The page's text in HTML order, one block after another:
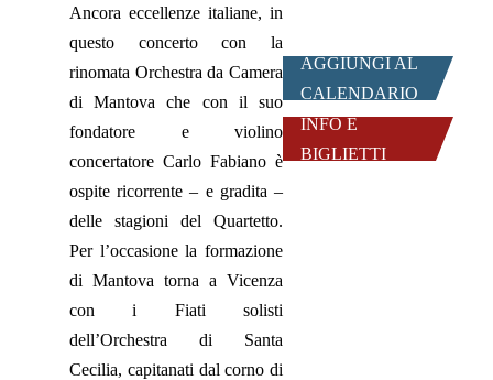
Ancora eccellenze italiane, in
questo concerto con la
rinomata Orchestra da Camera
di Mantova che con il suo
fondatore e violino
concertatore Carlo Fabiano è
ospite ricorrente – e gradita –
delle stagioni del Quartetto.
Per l’occasione la formazione
di Mantova torna a Vicenza
con i Fiati solisti
dell’Orchestra di Santa
Cecilia, capitanati dal corno di
AGGIUNGI AL
CALENDARIO
INFO E
BIGLIETTI